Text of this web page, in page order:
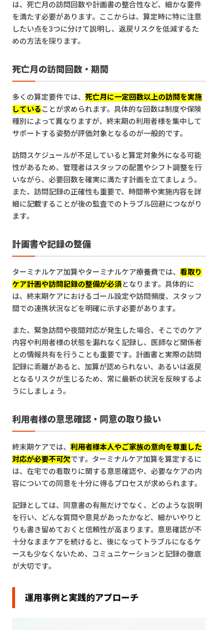
は、死亡月の訪問回数や計画書の整合性など、細かな要件
を満たす必要があります。ここからは、算定時に特に注意
したい点を3つに分けて説明し、返戻リスクを低減するた
めの方法を探ります。
死亡月の訪問回数・期間
多くの算定要件では、 死亡月に一定回数以上の訪問を実施
している ことが求められます。具体的な回数は制度や保険
種別によって異なりますが、終末期の利用者様を集中して
サポートする姿勢が評価対象となるのが一般的です。
訪問スケジュールが不足していると算定対象外になる可能
性があるため、管理者はスタッフの配置やシフト調整を行
いながら、必要回数を確実に満たす計画を立てましょう。
また、訪問記録の正確性も重要で、時間帯や実施内容を詳
細に記載することが後の監査でのトラブル回避につながり
ます。
計画書や記録の整備
ターミナルケア加算やターミナルケア療養費では、 看取り
ケア計画や訪問記録の整備が必須となります。具体的に
は、終末期ケアにおけるゴール設定や訪問頻度、スタッフ
間での連携状況などを明確に示す必要があります。
また、緊急訪問や夜間対応が発生した場合、そこでのケア
内容や利用者様の状態を漏れなく記録し、医師など関係者
との情報共有を行うことも重要です。計画書と実際の訪問
記録に乖離があると、加算が認められない、あるいは返戻
となるリスクが生じるため、常に最新の状況を反映するよ
うにしましょう。
利用者様の意思確認・同意の取り扱い
終末期ケアでは、 利用者様本人やご家族の意向を尊重した
対応が必要不可欠です。ターミナルケア加算を算定するに
は、在宅での看取りに関する意思確認や、必要なケアの内
容についての同意を十分に得るプロセスが求められます。
記録としては、同意書の有無だけでなく、どのような説明
を行い、どんな質問や意見があったかなど、細かいやりと
りも書き留めておくと信頼性が高まります。意思確認が不
十分なままケアを続けると、後になってトラブルになるケ
ースも少なくないため、コミュニケーションと記録の徹底
が大切です。
運用事例と実践的アプローチ